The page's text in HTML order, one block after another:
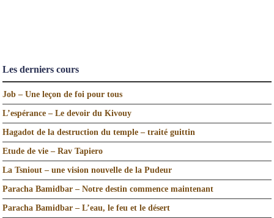
Les derniers cours
Job – Une leçon de foi pour tous
L’espérance – Le devoir du Kivouy
Hagadot de la destruction du temple – traité guittin
Etude de vie – Rav Tapiero
La Tsniout – une vision nouvelle de la Pudeur
Paracha Bamidbar – Notre destin commence maintenant
Paracha Bamidbar – L’eau, le feu et le désert